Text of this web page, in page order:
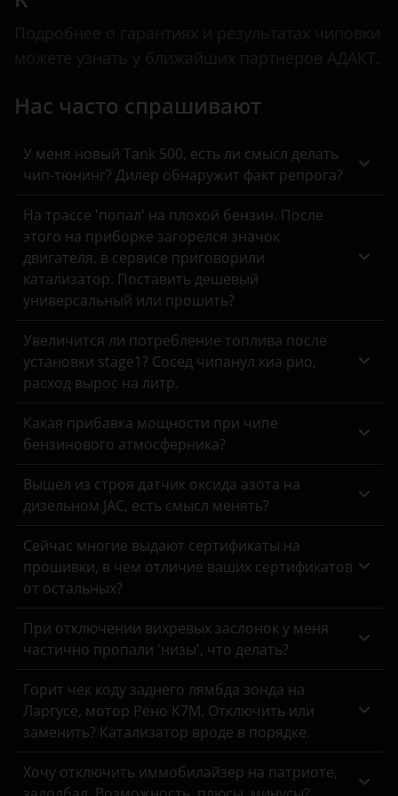
Volvo
Vortex
ZX
ВАЗ (LADA)
ГАЗ
УАЗ
Chery
Chevrolet
Citroen
Daewoo
Daihatsu
Dodge
EXEED
Fiat
Ford
Foton
Geely
Genesis
Great Wall
Hawtai
CX20
Hunter
Raeton
UNI-K
UNI-T
UNI-V
Нас часто спрашивают
У меня новый Tank 500, есть ли смысл делать
чип-тюнинг? Дилер обнаружит факт репрога?
На трассе 'попал' на плохой бензин. После
этого на приборке загорелся значок
двигателя, в сервисе приговорили
катализатор. Поставить дешевый
универсальный или прошить?
Увеличится ли потребление топлива после
установки stage1? Сосед чипанул киа рио,
расход вырос на литр.
Какая прибавка мощности при чипе
бензинового атмосферника?
Вышел из строя датчик оксида азота на
дизельном JAC, есть смысл менять?
Сейчас многие выдают сертификаты на
прошивки, в чем отличие ваших сертификатов
от остальных?
При отключении вихревых заслонок у меня
частично пропали 'низы', что делать?
Горит чек коду заднего лямбда зонда на
Ларгусе, мотор Рено К7М. Отключить или
заменить? Катализатор вроде в порядке.
Хочу отключить иммобилайзер на патриоте,